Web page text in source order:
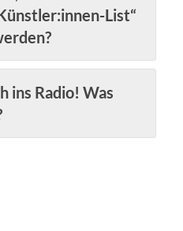
List“
ins Radio! Was